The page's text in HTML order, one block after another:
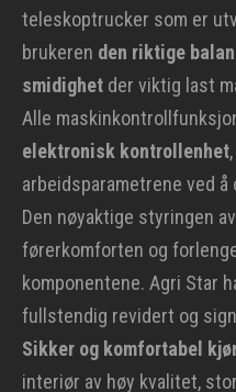
teleskoptrucker som er
brukeren den riktige
smidighet der viktig last
Alle
elektronisk kontrollenhet
arbeidsparametrene ved
Den nøyaktige styringen
førerkomforten og
komponentene. Agri Star
fullstendig revidert og
Sikker og komfortabel
interiør av høy kvalitet,